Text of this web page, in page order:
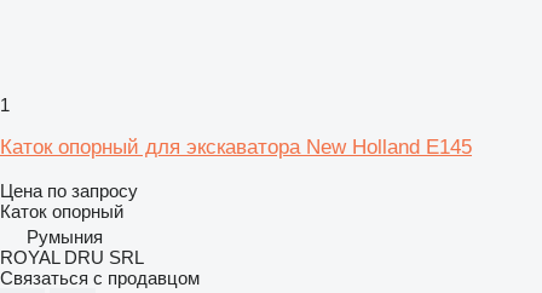
1
Каток опорный для экскаватора New Holland E145
Цена по запросу
Каток опорный
Румыния
ROYAL DRU SRL
Связаться с продавцом